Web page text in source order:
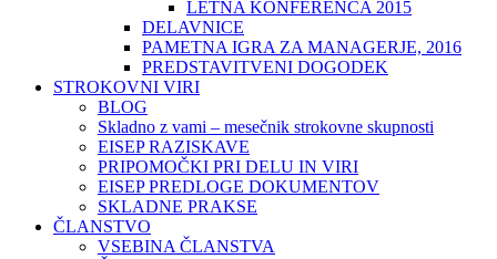
LETNA KONFERENCA 2015
DELAVNICE
PAMETNA IGRA ZA MANAGERJE, 2016
PREDSTAVITVENI DOGODEK
STROKOVNI VIRI
BLOG
Skladno z vami – mesečnik strokovne skupnosti
EISEP RAZISKAVE
PRIPOMOČKI PRI DELU IN VIRI
EISEP PREDLOGE DOKUMENTOV
SKLADNE PRAKSE
ČLANSTVO
VSEBINA ČLANSTVA